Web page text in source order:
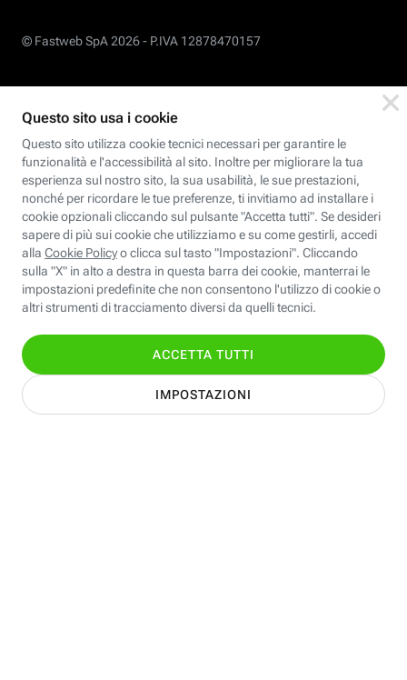
© Fastweb SpA 2026 - P.IVA 12878470157